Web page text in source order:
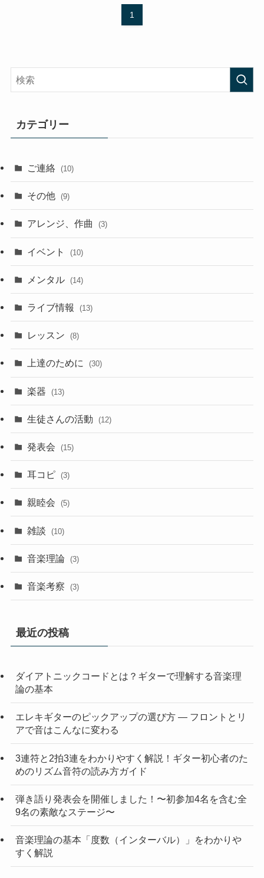
1
カテゴリー
ご連絡 (10)
その他 (9)
アレンジ、作曲 (3)
イベント (10)
メンタル (14)
ライブ情報 (13)
レッスン (8)
上達のために (30)
楽器 (13)
生徒さんの活動 (12)
発表会 (15)
耳コピ (3)
親睦会 (5)
雑談 (10)
音楽理論 (3)
音楽考察 (3)
最近の投稿
ダイアトニックコードとは？ギターで理解する音楽理
論の基本
エレキギターのピックアップの選び方 — フロントとリ
アで音はこんなに変わる
3連符と2拍3連をわかりやすく解説！ギター初心者のた
めのリズム音符の読み方ガイド
弾き語り発表会を開催しました！〜初参加4名を含む全
9名の素敵なステージ〜
音楽理論の基本「度数（インターバル）」をわかりや
すく解説